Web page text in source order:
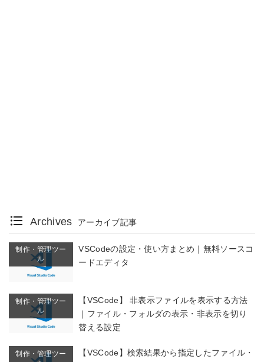
Archives アーカイブ記事
制作・管理ツー
ル
VSCodeの設定・使い方まとめ｜無料ソースコ
ードエディタ
制作・管理ツー
ル
【VSCode】 非表示ファイルを表示する方法
｜ファイル・フォルダの表示・非表示を切り
替える設定
制作・管理ツー
【VSCode】検索結果から指定したファイル・